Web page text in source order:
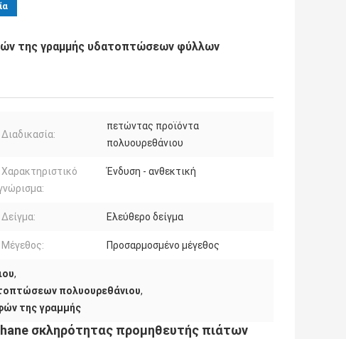
της γραμμής υδατοπτώσεων φύλλων
Διαδικασία:
πετώντας προϊόντα
πολυουρεθάνιου
Χαρακτηριστικό
Ένδυση - ανθεκτική
Δείγμα: Ελεύθερο δείγμα
Μέγεθος: Προσαρμοσμένο μέγεθος
,
πολυουρεθάνιου,
της γραμμής
σκληρότητας προμηθευτής πιάτων